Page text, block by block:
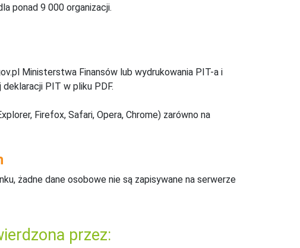
ponad 9 000 organizacji.
Ministerstwa Finansów lub wydrukowania PIT-a i
PIT w pliku PDF.
Firefox, Safari, Opera, Chrome) zarówno na
żadne dane osobowe nie są zapisywane na serwerze
przez: